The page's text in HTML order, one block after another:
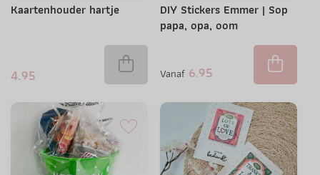
Kaartenhouder hartje
4.95
DIY Stickers Emmer | Sop
papa, opa, oom
Vanaf 6.95